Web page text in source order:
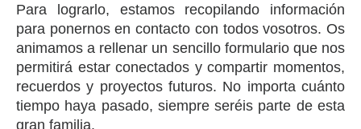
Para lograrlo, estamos recopilando información
para ponernos en contacto con todos vosotros. Os
animamos a rellenar un sencillo formulario que nos
permitirá estar conectados y compartir momentos,
recuerdos y proyectos futuros. No importa cuánto
tiempo haya pasado, siempre seréis parte de esta
gran familia.